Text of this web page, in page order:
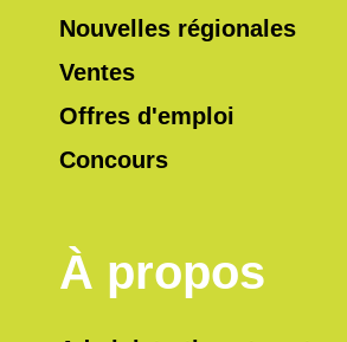
Nouvelles régionales
Ventes
Offres d'emploi
Concours
À propos